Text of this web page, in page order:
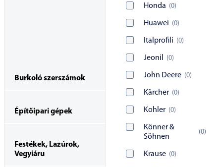
Honda (0)
Huawei (0)
Italprofili (0)
Jeonil (0)
John Deere (0)
Kärcher (0)
Kohler (0)
Könner &
Söhnen
(0)
Krause (0)
Burkoló szerszámok
Építőipari gépek
Festékek, Lazúrok,
Vegyiáru